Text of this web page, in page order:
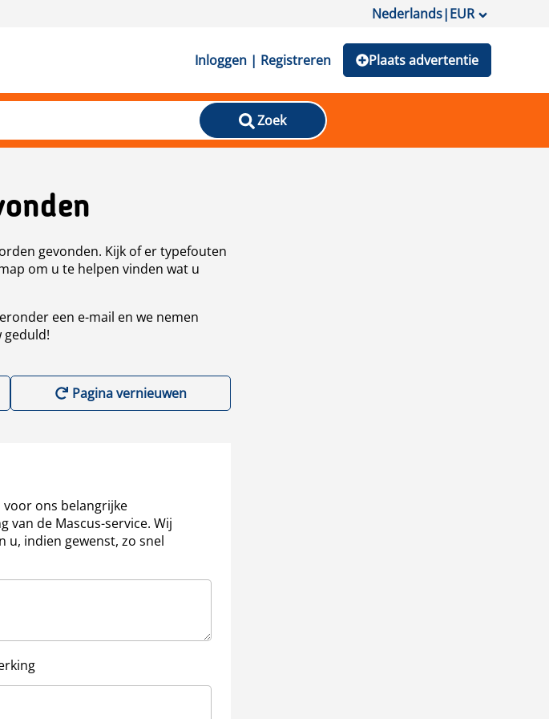
Nederlands|EUR
Inloggen | Registreren Plaats advertentie
Zoek
gevonden. Kijk of er typefouten
om u te helpen vinden wat u
een e-mail en we nemen
geduld!
Pagina vernieuwen
ons belangrijke
van de Mascus-service. Wij
u, indien gewenst, zo snel